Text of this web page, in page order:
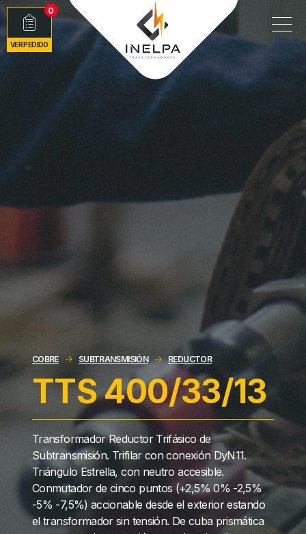
VER PEDIDO
0
COBRE SUBTRANSMISIÓN REDUCTOR
TTS 400/33/13
Transformador Reductor Trifásico de
Subtransmisión. Trifilar con conexión DyN11.
Triángulo Estrella, con neutro accesible.
Conmutador de cinco puntos (+2,5% 0% -2,5%
-5% -7,5%) accionable desde el exterior estando
el transformador sin tensión. De cuba prismática